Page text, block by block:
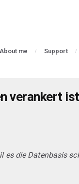
About me Support
verankert ist
es die Datenbasis